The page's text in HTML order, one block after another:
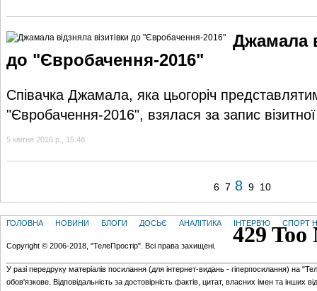
Джамала
до "Євробачення-2016"
Співачка Джамала, яка цьогоріч
"Євробачення-2016", взялася за запис
5 квітня 2016 р., 15:48
6 7 8 9 10
ГОЛОВНА НОВИНИ БЛОГИ ДОСЬЄ АНАЛІТИКА ІНТЕРВ'Ю СПОРТ
Copyright © 2006-2018, "ТелеПростір". Всі права захищені.
У разі передруку матеріалів посилання (для iнтернет-видань - гiперпосилання) на
обов'язкове. Відповідальність за достовірність фактів, цитат, власних імен та інших